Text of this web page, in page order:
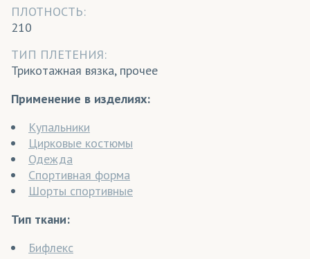
ПЛОТНОСТЬ:
210
ТИП ПЛЕТЕНИЯ:
Трикотажная вязка, прочее
Применение в изделиях:
Купальники
Цирковые костюмы
Одежда
Спортивная форма
Шорты спортивные
Тип ткани:
Бифлекс